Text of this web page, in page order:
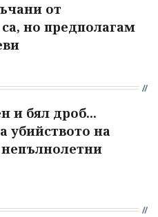
от
но предполагам
и бял дроб...
убийството на